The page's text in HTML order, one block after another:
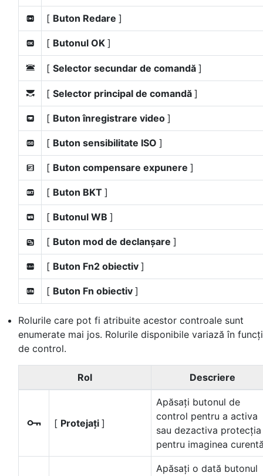
q [ Buton Redare ]
p [ Butonul OK ]
3 [ Selector secundar de comandă ]
y [ Selector principal de comandă ]
z [ Buton înregistrare video ]
F [ Buton sensibilitate ISO ]
E [ Buton compensare expunere ]
r [ Buton BKT ]
C [ Butonul WB ]
l [ Buton mod de declanșare ]
3 [ Buton Fn2 obiectiv ]
S [ Buton Fn obiectiv ]
Rolurile care pot fi atribuite acestor controale sunt
enumerate mai jos. Rolurile disponibile variază în
de control.
Rol Descriere
g [ Protejați ]
Apăsați butonul de
control pentru a activa
sau dezactiva protecția
pentru imaginea
Apăsați o dată butonul